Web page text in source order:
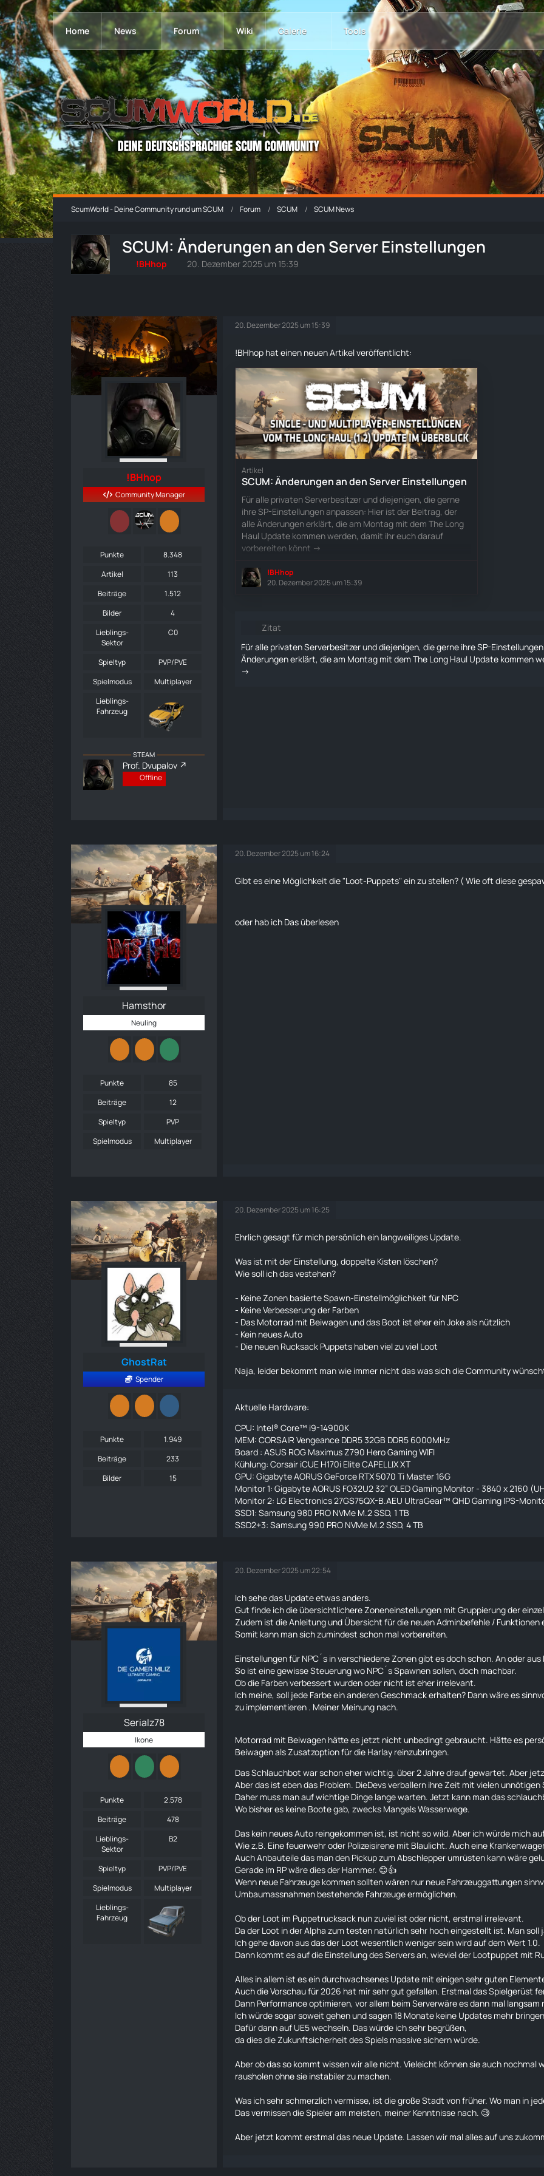
Home News Forum Wiki Galerie Tools
ScumWorld - Deine Community rund um SCUM Forum SCUM SCUM News
SCUM: Änderungen an den Server Einstellungen
!BHhop 20. Dezember 2025 um 15:39
!BHhop
Community Manager
Punkte
8.348
Artikel
113
Beiträge
1.512
Bilder
4
Lieblings-
Sektor
C0
Spieltyp
PVP/PVE
Spielmodus
Multiplayer
Lieblings-
Fahrzeug
STEAM
Prof. Dvupalov
Offline
20. Dezember 2025 um 15:39
!BHhop hat einen neuen Artikel veröffentlicht:
Artikel
SCUM: Änderungen an den Server Einstellungen
Für alle privaten Serverbesitzer und diejenigen, die gerne
ihre SP-Einstellungen anpassen: Hier ist der Beitrag, der
alle Änderungen erklärt, die am Montag mit dem The Long
Haul Update kommen werden, damit ihr euch darauf
vorbereiten könnt ->
!BHhop
20. Dezember 2025 um 15:39
Zitat
Für alle privaten Serverbesitzer und diejenigen, die gerne ihre SP-
Änderungen erklärt, die am Montag mit dem The Long Haul Update kommen
->
Hamsthor
Neuling
Punkte
85
Beiträge
12
Spieltyp
PVP
Spielmodus
Multiplayer
20. Dezember 2025 um 16:24
Gibt es eine Möglichkeit die "Loot-Puppets" ein zu stellen? ( Wie oft diese
oder hab ich Das überlesen
GhostRat
Spender
Punkte
1.949
Beiträge
233
Bilder
15
20. Dezember 2025 um 16:25
Ehrlich gesagt für mich persönlich ein langweiliges Update.
Was ist mit der Einstellung, doppelte Kisten löschen?
Wie soll ich das vestehen?
- Keine Zonen basierte Spawn-Einstellmöglichkeit für NPC
- Keine Verbesserung der Farben
- Das Motorrad mit Beiwagen und das Boot ist eher ein Joke als nützlich
- Kein neues Auto
- Die neuen Rucksack Puppets haben viel zu viel Loot
Naja, leider bekommt man wie immer nicht das was sich die Community
Aktuelle Hardware:
CPU: Intel® Core™ i9-14900K
MEM: CORSAIR Vengeance DDR5 32GB DDR5 6000MHz
Board : ASUS ROG Maximus Z790 Hero Gaming WIFI
Kühlung: Corsair iCUE H170i Elite CAPELLIX XT
GPU: Gigabyte AORUS GeForce RTX 5070 Ti Master 16G
Monitor 1: Gigabyte AORUS FO32U2 32” OLED Gaming Monitor - 3840 x 2160
Monitor 2: LG Electronics 27GS75QX-B.AEU UltraGear™ QHD Gaming IPS-
SSD1: Samsung 980 PRO NVMe M.2 SSD, 1 TB
SSD2+3: Samsung 990 PRO NVMe M.2 SSD, 4 TB
Serialz78
Ikone
Punkte
2.578
Beiträge
478
Lieblings-
Sektor
B2
Spieltyp
PVP/PVE
Spielmodus
Multiplayer
Lieblings-
Fahrzeug
20. Dezember 2025 um 22:54
Ich sehe das Update etwas anders.
Gut finde ich die übersichtlichere Zoneneinstellungen mit Gruppierung der
Zudem ist die Anleitung und Übersicht für die neuen Adminbefehle / Funktionen
Somit kann man sich zumindest schon mal vorbereiten.
Einstellungen für NPC´s in verschiedene Zonen gibt es doch schon. An oder
So ist eine gewisse Steuerung wo NPC´s Spawnen sollen, doch machbar.
Ob die Farben verbessert wurden oder nicht ist eher irrelevant.
Ich meine, soll jede Farbe ein anderen Geschmack erhalten? Dann wäre es
zu implementieren . Meiner Meinung nach.
Motorrad mit Beiwagen hätte es jetzt nicht unbedingt gebraucht. Hätte es
Beiwagen als Zusatzoption für die Harlay reinzubringen.
Das Schlauchbot war schon eher wichtig. über 2 Jahre drauf gewartet. Aber
Aber das ist eben das Problem. DieDevs verballern ihre Zeit mit vielen unnötigen
Daher muss man auf wichtige Dinge lange warten. Jetzt kann man das
Wo bisher es keine Boote gab, zwecks Mangels Wasserwege.
Das kein neues Auto reingekommen ist, ist nicht so wild. Aber ich würde mich
Wie z.B. Eine feuerwehr oder Polizeisirene mit Blaulicht. Auch eine
Auch Anbauteile das man den Pickup zum Abschlepper umrüsten kann wäre
Gerade im RP wäre dies der Hammer. 😊👍
Wenn neue Fahrzeuge kommen sollten wären nur neue Fahrzeuggattungen
Umbaumassnahmen bestehende Fahrzeuge ermöglichen.
Ob der Loot im Puppetrucksack nun zuviel ist oder nicht, erstmal irrelevant.
Da der Loot in der Alpha zum testen natürlich sehr hoch eingestellt ist. Man
Ich gehe davon aus das der Loot wesentlich weniger sein wird auf dem Wert 1.0.
Dann kommt es auf die Einstellung des Servers an, wieviel der Lootpuppet mit
Alles in allem ist es ein durchwachsenes Update mit einigen sehr guten
Auch die Vorschau für 2026 hat mir sehr gut gefallen. Erstmal das Spielgerüst
Dann Performance optimieren, vor allem beim Serverwäre es dann mal langsam
Ich würde sogar soweit gehen und sagen 18 Monate keine Updates mehr
Dafür dann auf UE5 wechseln. Das würde ich sehr begrüßen,
da dies die Zukunftsicherheit des Spiels massive sichern würde.
Aber ob das so kommt wissen wir alle nicht. Vieleicht können sie auch nochmal
rausholen ohne sie instabiler zu machen.
Was ich sehr schmerzlich vermisse, ist die große Stadt von früher. Wo man in
Das vermissen die Spieler am meisten, meiner Kenntnisse nach. 🧐
Aber jetzt kommt erstmal das neue Update. Lassen wir mal alles auf uns